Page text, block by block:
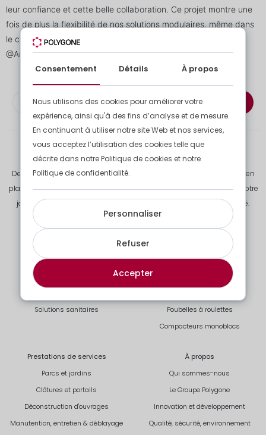
leur confiance et cette belle collaboration. Ce projet montre une
fois de plus la flexibilité de nos solutions modulaires, même dans
le cadre d’événements les plus festifs ! 📸 Crédit photo :
@Anthony Henry […]
S'abonner à la newsletter
De la démolition à l’évacuation des déchets de chantier, à la mise en
place de bases de vie pour vos équipes, jusqu’aux finitions dans votre
jardin, nous vous offrons un accompagnement fiable et sécurisé.
Solutions modulaires
Solutions standards
Solutions sur-mesure
Solutions sanitaires
Collecte de vos déchets
Poubelles à roulettes
Compacteurs monoblocs
Prestations de services
Parcs et jardins
Clôtures et portails
Déconstruction d'ouvrages
Manutention, entretien & déblayage
À propos
Qui sommes-nous
Le Groupe Polygone
Innovation et développement
Qualité, sécurité, environnement
Consentement Détails À propos
Nous utilisons des cookies pour améliorer votre
expérience, ainsi qu'à des fins d’analyse et de mesure.
En continuant à utiliser notre site Web et nos services,
vous acceptez l’utilisation des cookies telle que
décrite dans notre Politique de cookies et notre
Politique de confidentialité.
Accepter
Refuser
Personnaliser